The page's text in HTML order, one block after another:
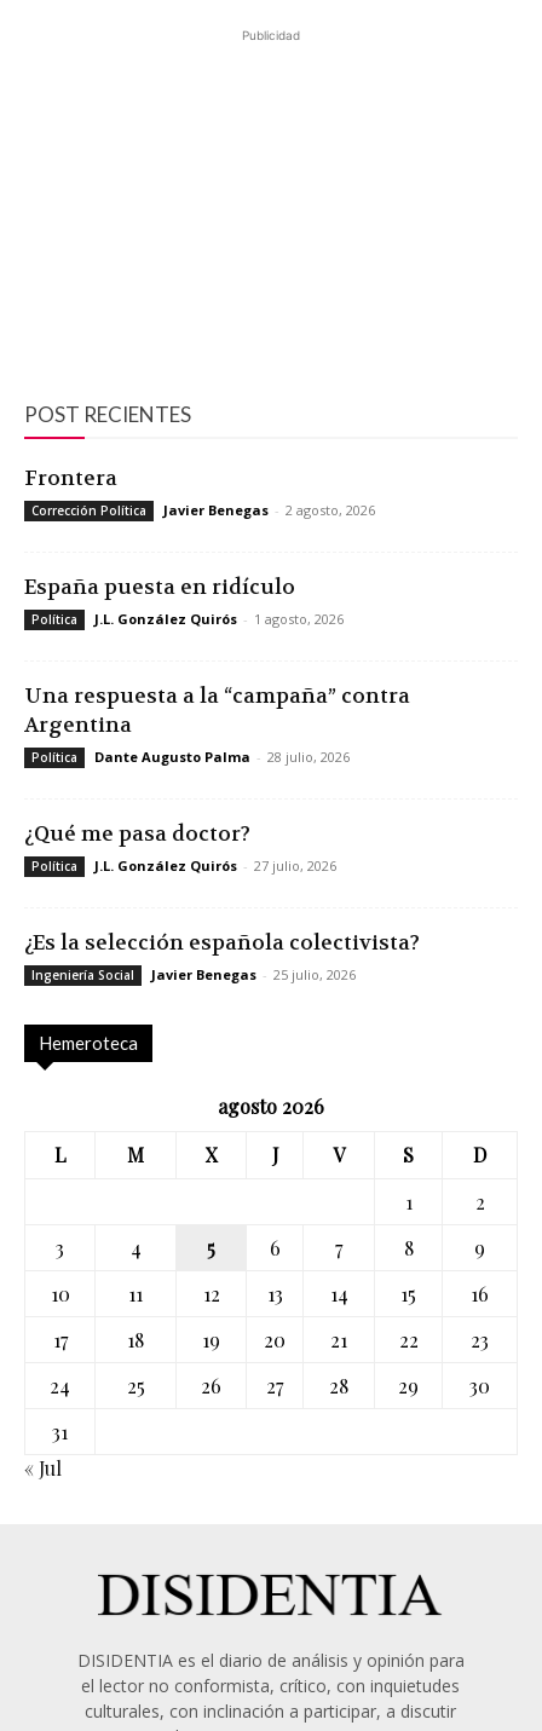
Publicidad
POST RECIENTES
Frontera
Corrección Política Javier Benegas - 2 agosto, 2026
España puesta en ridículo
Política J.L. González Quirós - 1 agosto, 2026
Una respuesta a la “campaña” contra
Argentina
Política Dante Augusto Palma - 28 julio, 2026
¿Qué me pasa doctor?
Política J.L. González Quirós - 27 julio, 2026
¿Es la selección española colectivista?
Ingeniería Social Javier Benegas - 25 julio, 2026
Hemeroteca
agosto 2026
L
M X J V S
D
1
2
3
4 5 6 7 8
9
10
11 12 13 14 15
16
17
18 19 20 21 22
23
24
25 26 27 28 29
30
31
« Jul
DISIDENTIA es el diario de análisis y opinión para
el lector no conformista, crítico, con inquietudes
culturales, con inclinación a participar, a discutir